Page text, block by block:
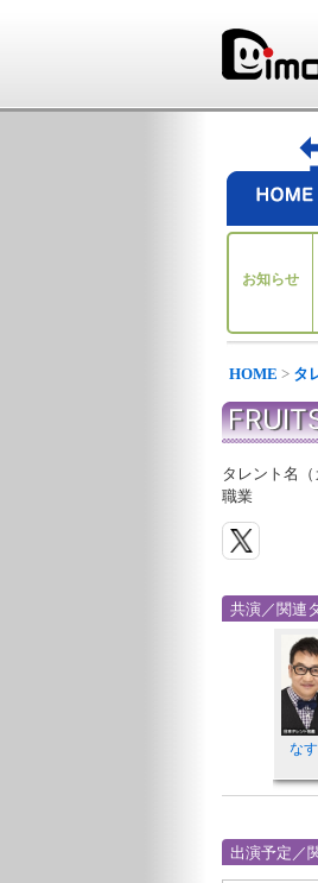
お知らせ
HOME > タ
タレント名（
職業
共演／関連
な
出演予定／